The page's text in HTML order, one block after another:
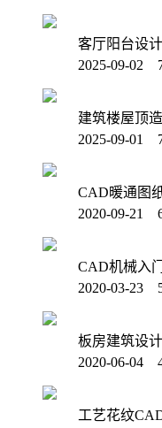
客厅阳台设
2025-09-02
建筑楼屋顶
2025-09-01
CAD暖通图
2020-09-21
CAD机械入
2020-03-23
板房建筑设
2020-06-04
工艺花纹